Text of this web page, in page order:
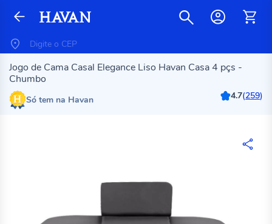
Jogo de Cama Casal Elegance Liso Havan Casa 4 pçs -
Chumbo
Só tem na Havan 4.7(259)